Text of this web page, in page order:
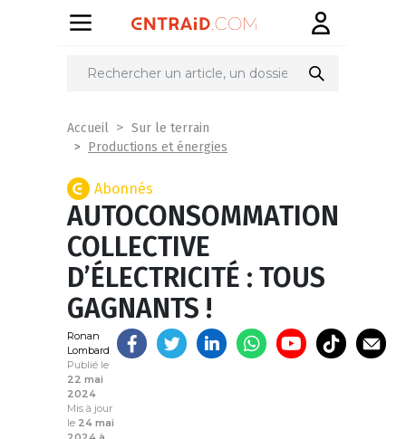
Partager
Accueil
Sur le terrain
Productions et énergies
Abonnés
AUTOCONSOMMATION
COLLECTIVE
D’ÉLECTRICITÉ : TOUS
GAGNANTS !
Ronan
Lombard
Publié le
22 mai
2024
Mis à jour
le 24 mai